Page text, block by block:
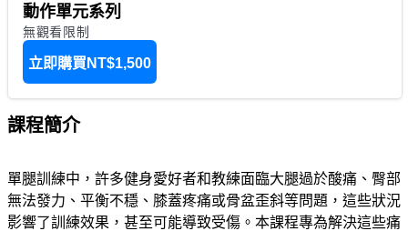
動作單元系列
無觀看限制
立即購買 NT$1,500
課程簡介
單腿訓練中，許多健身愛好者和教練面臨大腿過於酸痛、臀部
無法發力、平衡不穩、膝蓋疼痛或骨盆歪斜等問題，這些狀況
影響了訓練效果，甚至可能導致受傷。本課程專為解決這些痛